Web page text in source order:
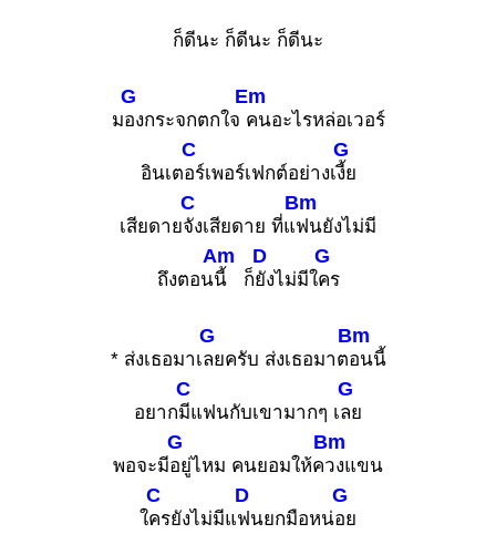
ก็ดีนะ ก็ดีนะ ก็ดีนะ
ม
G
องกระจกตกใจ
Em
คนอะไรหล่อเวอร์
อินเต
C
อร์เพอร์เฟกต์อย่างเ
G
งี้ย
เสียดาย
C
จังเสียดาย ที่แ
Bm
ฟนยังไม่มี
ถึงตอน
Am
นี้ ก็
D
ยังไม่มีใ
G
คร
* ส่งเธอมาเ
G
ลยครับ ส่งเธอมาต
Bm
อนนี้
อยาก
C
มีแฟนกับเขามากๆ เ
G
ลย
พอจะมี
G
อยู่ไหม คนยอมให้ค
Bm
วงแขน
ใ
C
ครยังไม่มีแ
D
ฟนยกมือหน่
G
อย